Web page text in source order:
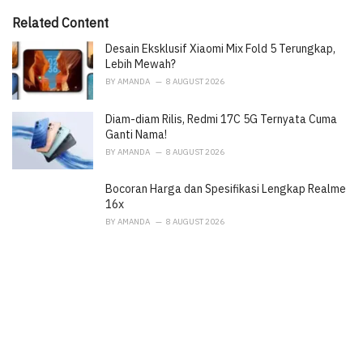
i
s
:
Related Content
Desain Eksklusif Xiaomi Mix Fold 5 Terungkap,
Lebih Mewah?
BY AMANDA 8 AUGUST 2026
Diam-diam Rilis, Redmi 17C 5G Ternyata Cuma
Ganti Nama!
BY AMANDA 8 AUGUST 2026
Bocoran Harga dan Spesifikasi Lengkap Realme
16x
BY AMANDA 8 AUGUST 2026